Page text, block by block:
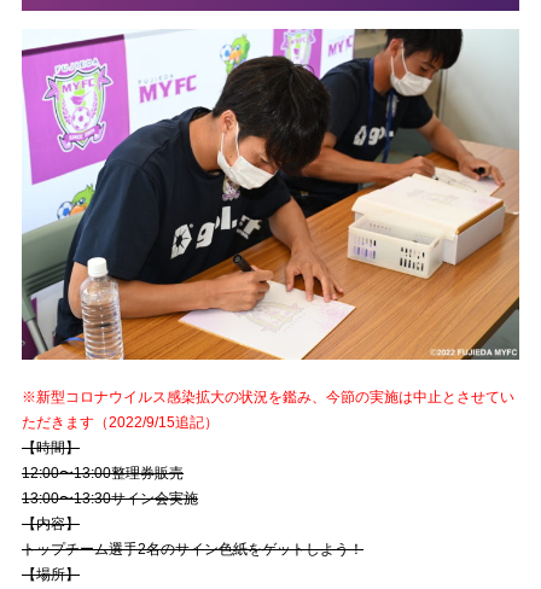
※新型コロナウイルス感染拡大の状況を鑑み、今節の実施は中止とさせてい
ただきます（2022/9/15追記）
【時間】
12:00〜13:00整理券販売
13:00〜13:30サイン会実施
【内容】
トップチーム選手2名のサイン色紙をゲットしよう！
【場所】